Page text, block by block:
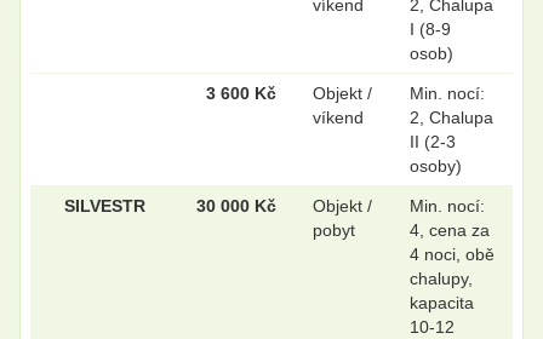
víkend
2, Chalupa
I (8-9
osob)
3 600 Kč
Objekt /
víkend
Min. nocí:
2, Chalupa
II (2-3
osoby)
SILVESTR 30 000 Kč
Objekt /
pobyt
Min. nocí:
4, cena za
4 noci, obě
chalupy,
kapacita
10-12